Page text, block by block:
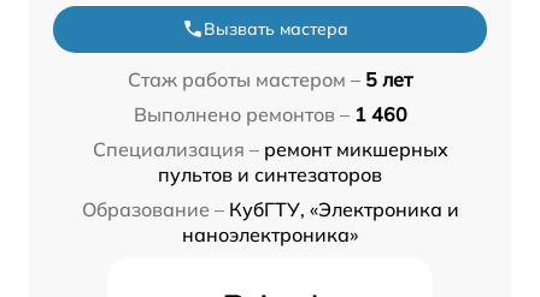
Вызвать мастера
Стаж работы мастером – 5 лет
Выполнено ремонтов – 1 460
Специализация – ремонт микшерных
пультов и синтезаторов
Образование – КубГТУ, «Электроника и
наноэлектроника»